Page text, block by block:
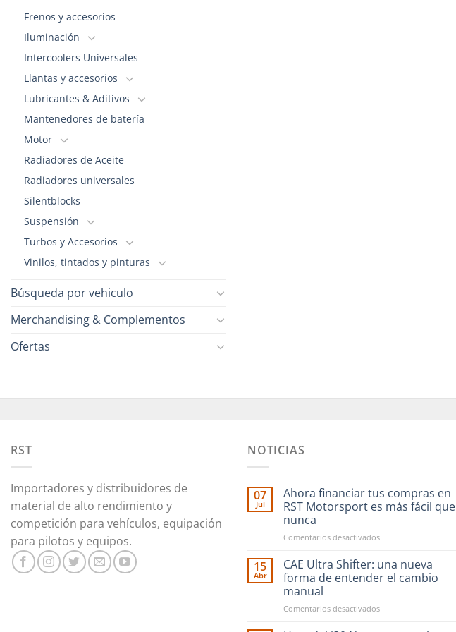
Frenos y accesorios
Iluminación
Intercoolers Universales
Llantas y accesorios
Lubricantes & Aditivos
Mantenedores de batería
Motor
Radiadores de Aceite
Radiadores universales
Silentblocks
Suspensión
Turbos y Accesorios
Vinilos, tintados y pinturas
Búsqueda por vehiculo
Merchandising & Complementos
Ofertas
RST
Importadores y distribuidores de
material de alto rendimiento y
competición para vehículos, equipación
para pilotos y equipos.
NOTICIAS
07
Jul
Ahora financiar tus compras en
RST Motorsport es más fácil que
nunca
Comentarios desactivadosen
financiar
compras
RST
15
Abr
CAE Ultra Shifter: una nueva
forma de entender el cambio
manual
Comentarios desactivadosen